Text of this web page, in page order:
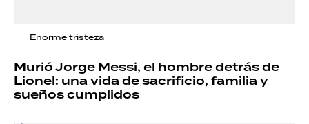
Enorme tristeza
Murió Jorge Messi, el hombre detrás de
Lionel: una vida de sacrificio, familia y
sueños cumplidos